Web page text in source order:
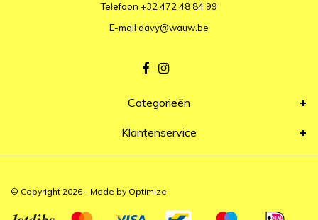
Telefoon +32 472 48 84 99
E-mail davy@wauw.be
Categorieën
Klantenservice
© Copyright 2026 - Made by Optimize